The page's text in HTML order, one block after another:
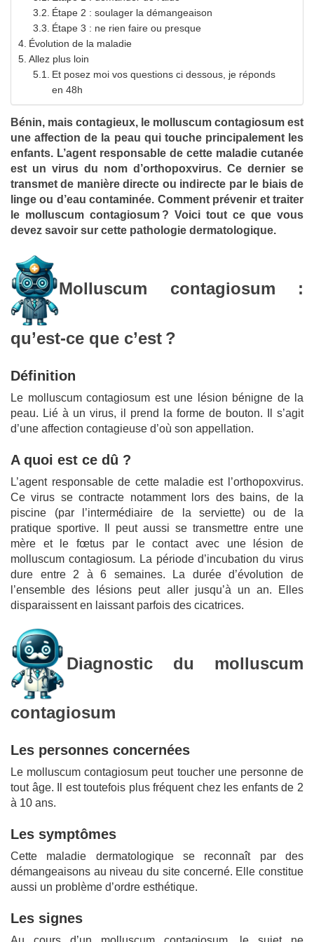
Étape 2 : soulager la démangeaison
Étape 3 : ne rien faire ou presque
Évolution de la maladie
Allez plus loin
Et posez moi vos questions ci dessous, je réponds
en 48h
Bénin, mais contagieux, le molluscum contagiosum est
une affection de la peau qui touche principalement les
enfants. L’agent responsable de cette maladie cutanée
est un virus du nom d’orthopoxvirus. Ce dernier se
transmet de manière directe ou indirecte par le biais de
linge ou d’eau contaminée. Comment prévenir et traiter
le molluscum contagiosum ? Voici tout ce que vous
devez savoir sur cette pathologie dermatologique.
Molluscum contagiosum :
qu’est-ce que c’est ?
Définition
Le molluscum contagiosum est une lésion bénigne de la
peau. Lié à un virus, il prend la forme de bouton. Il s’agit
d’une affection contagieuse d’où son appellation.
A quoi est ce dû ?
L’agent responsable de cette maladie est l’orthopoxvirus.
Ce virus se contracte notamment lors des bains, de la
piscine (par l’intermédiaire de la serviette) ou de la
pratique sportive. Il peut aussi se transmettre entre une
mère et le fœtus par le contact avec une lésion de
molluscum contagiosum. La période d’incubation du virus
dure entre 2 à 6 semaines. La durée d’évolution de
l’ensemble des lésions peut aller jusqu’à un an. Elles
disparaissent en laissant parfois des cicatrices.
Diagnostic du molluscum
contagiosum
Les personnes concernées
Le molluscum contagiosum peut toucher une personne de
tout âge. Il est toutefois plus fréquent chez les enfants de 2
à 10 ans.
Les symptômes
Cette maladie dermatologique se reconnaît par des
démangeaisons au niveau du site concerné. Elle constitue
aussi un problème d’ordre esthétique.
Les signes